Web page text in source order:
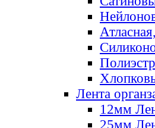
Лента
12мм
25мм